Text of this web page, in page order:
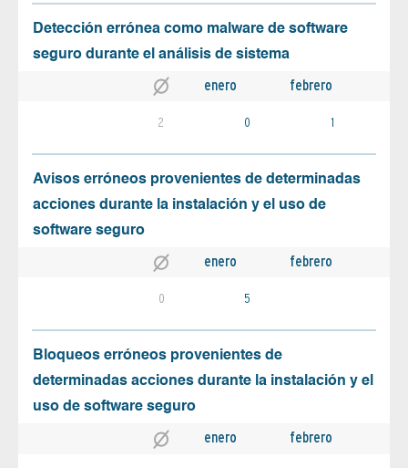
Detección errónea como malware de software
seguro durante el análisis de sistema
enero febrero
2 0 1
Avisos erróneos provenientes de determinadas
acciones durante la instalación y el uso de
software seguro
enero febrero
0 5
Bloqueos erróneos provenientes de
determinadas acciones durante la instalación y el
uso de software seguro
enero febrero